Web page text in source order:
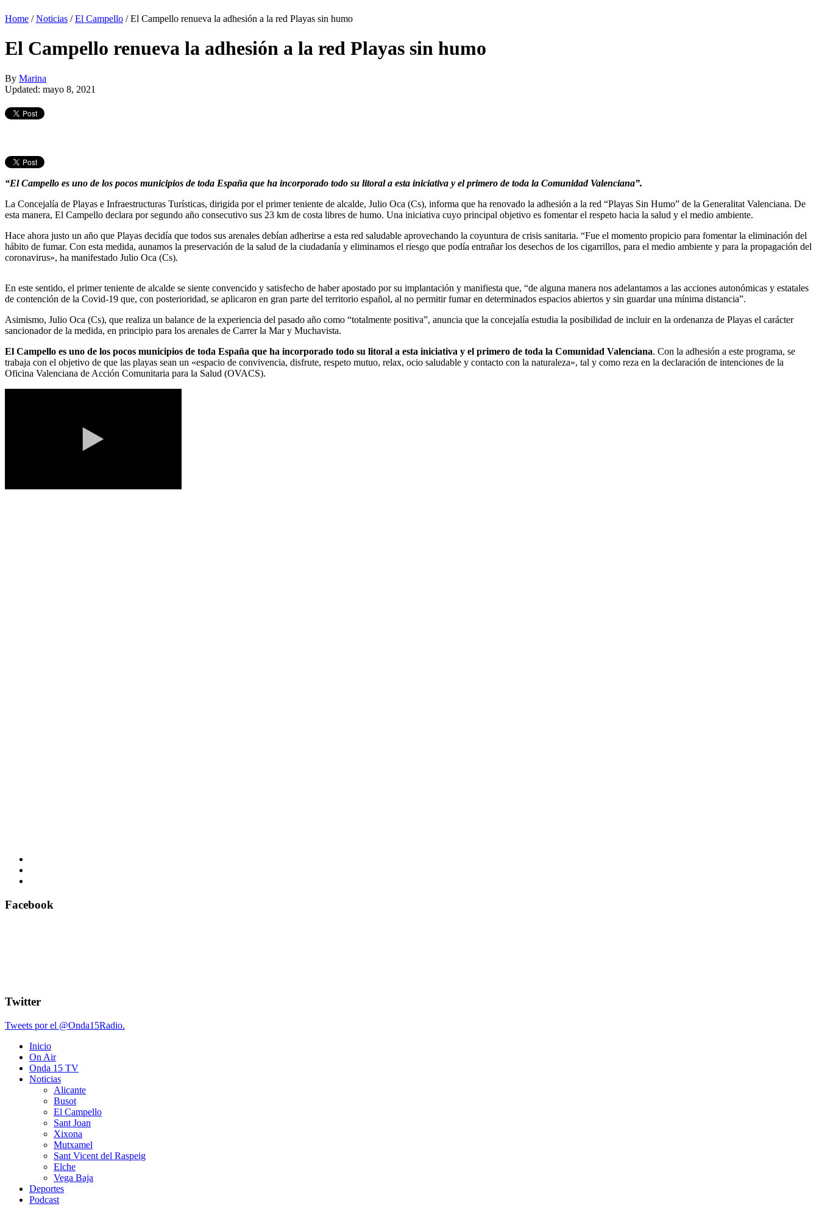
Home /Noticias /El Campello /El Campello renueva la adhesión a la red Playas sin humo
El Campello renueva la adhesión a la red Playas sin humo
By Marina
Updated: mayo 8, 2021
“El Campello es uno de los pocos municipios de toda España que ha incorporado todo su litoral a esta iniciativa y el primero de toda la Comunidad Valenciana”.
La Concejalía de Playas e Infraestructuras Turísticas, dirigida por el primer teniente de alcalde, Julio Oca (Cs), informa que ha renovado la adhesión a la red “Playas Sin Humo” de la Generalitat Valenciana. De
esta manera, El Campello declara por segundo año consecutivo sus 23 km de costa libres de humo. Una iniciativa cuyo principal objetivo es fomentar el respeto hacia la salud y el medio ambiente.
Hace ahora justo un año que Playas decidía que todos sus arenales debían adherirse a esta red saludable aprovechando la coyuntura de crisis sanitaria. “Fue el momento propicio para fomentar la eliminación del
hábito de fumar. Con esta medida, aunamos la preservación de la salud de la ciudadanía y eliminamos el riesgo que podía entrañar los desechos de los cigarrillos, para el medio ambiente y para la propagación del
coronavirus», ha manifestado Julio Oca (Cs).
En este sentido, el primer teniente de alcalde se siente convencido y satisfecho de haber apostado por su implantación y manifiesta que, “de alguna manera nos adelantamos a las acciones autonómicas y estatales
de contención de la Covid-19 que, con posterioridad, se aplicaron en gran parte del territorio español, al no permitir fumar en determinados espacios abiertos y sin guardar una mínima distancia”.
Asimismo, Julio Oca (Cs), que realiza un balance de la experiencia del pasado año como “totalmente positiva”, anuncia que la concejalía estudia la posibilidad de incluir en la ordenanza de Playas el carácter
sancionador de la medida, en principio para los arenales de Carrer la Mar y Muchavista.
El Campello es uno de los pocos municipios de toda España que ha incorporado todo su litoral a esta iniciativa y el primero de toda la Comunidad Valenciana. Con la adhesión a este programa, se
trabaja con el objetivo de que las playas sean un «espacio de convivencia, disfrute, respeto mutuo, relax, ocio saludable y contacto con la naturaleza», tal y como reza en la declaración de intenciones de la
Oficina Valenciana de Acción Comunitaria para la Salud (OVACS).
Facebook
Twitter
Tweets por el @Onda15Radio.
Inicio
On Air
Onda 15 TV
Noticias
Alicante
Busot
El Campello
Sant Joan
Xixona
Mutxamel
Sant Vicent del Raspeig
Elche
Vega Baja
Deportes
Podcast